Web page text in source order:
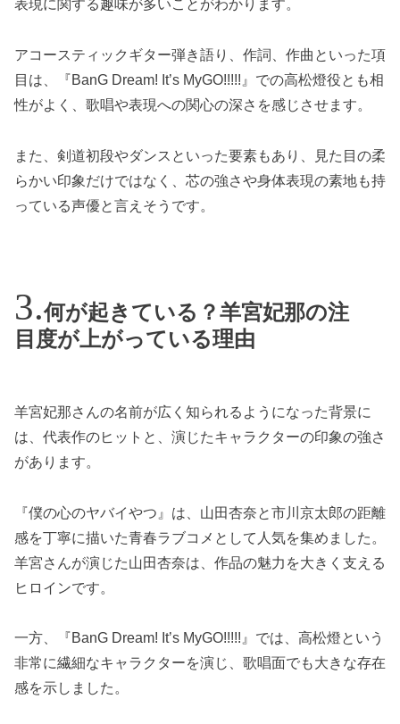
表現に関する趣味が多いことがわかります。
アコースティックギター弾き語り、作詞、作曲といった項
目は、『BanG Dream! It’s MyGO!!!!!』での高松燈役とも相
性がよく、歌唱や表現への関心の深さを感じさせます。
また、剣道初段やダンスといった要素もあり、見た目の柔
らかい印象だけではなく、芯の強さや身体表現の素地も持
っている声優と言えそうです。
何が起きている？羊宮妃那の注
目度が上がっている理由
羊宮妃那さんの名前が広く知られるようになった背景に
は、代表作のヒットと、演じたキャラクターの印象の強さ
があります。
『僕の心のヤバイやつ』は、山田杏奈と市川京太郎の距離
感を丁寧に描いた青春ラブコメとして人気を集めました。
羊宮さんが演じた山田杏奈は、作品の魅力を大きく支える
ヒロインです。
一方、『BanG Dream! It’s MyGO!!!!!』では、高松燈という
非常に繊細なキャラクターを演じ、歌唱面でも大きな存在
感を示しました。